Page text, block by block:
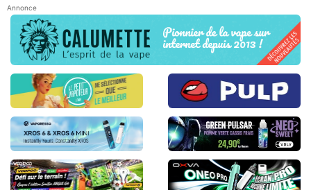
Annonce